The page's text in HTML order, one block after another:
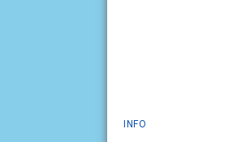
INFO